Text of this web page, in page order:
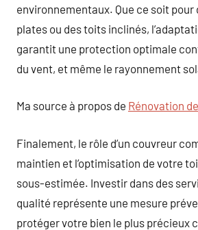
environnementaux. Que ce soit
plates ou des toits inclinés,
garantit une protection optimale
du vent, et même le rayonnement
Ma source à propos de Rénovation
Finalement, le rôle d’un couvreur
maintien et l’optimisation de votre
sous-estimée. Investir dans des
qualité représente une mesure
protéger votre bien le plus précieux